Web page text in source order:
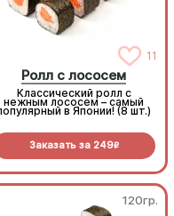
11
Ролл с лососем
Классический ролл с
нежным лососем – самый
в Японии! (8 шт.)
Заказать за 249R
120гр.